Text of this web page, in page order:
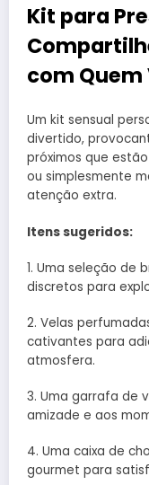
Kit para
com
Um kit sensual
divertido,
próximos que
ou simplesmente
atenção extra.
Itens sugeridos:
1. Uma seleção de
discretos para
2. Velas
cativantes para
atmosfera.
3. Uma garrafa de
amizade e aos
4. Uma caixa de
gourmet para